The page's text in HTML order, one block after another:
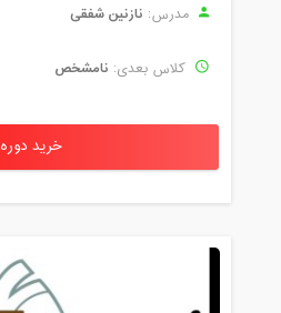
مدرس: نازنین شفقی
کلاس بعدی: نامشخص
خرید دوره